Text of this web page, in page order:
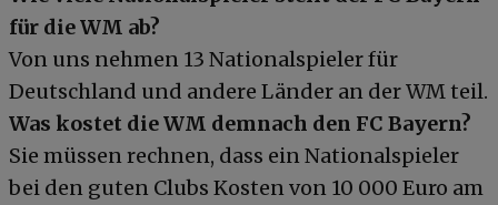
für die WM ab?
Von uns nehmen 13 Nationalspieler für
Deutschland und andere Länder an der WM teil.
Was kostet die WM demnach den FC Bayern?
Sie müssen rechnen, dass ein Nationalspieler
bei den guten Clubs Kosten von 10 000 Euro am